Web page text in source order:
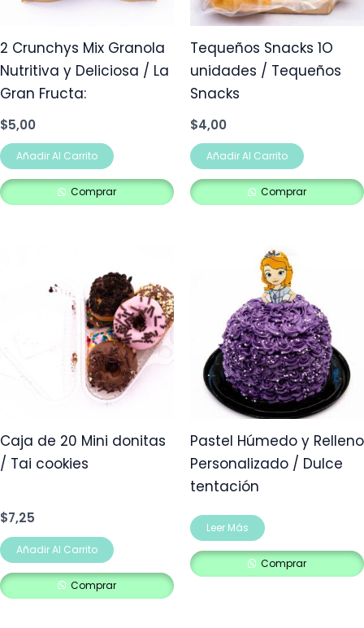
2 Crunchys Mix Granola
Nutritiva y Deliciosa / La
Gran Fructa:
$5,00
Añadir Al Carrito
Comprar
Tequeños Snacks 1O
unidades / Tequeños
Snacks
$4,00
Añadir Al Carrito
Comprar
Caja de 20 Mini donitas
/ Tai cookies
$7,25
Añadir Al Carrito
Comprar
Pastel Húmedo y Relleno
Personalizado / Dulce
tentación
Leer Más
Comprar